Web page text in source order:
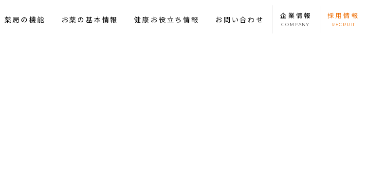
薬局の機能 お薬の基本情報 健康お役立ち情報 お問い合わせ 企業情報
COMPANY
採用情報
RECRUIT